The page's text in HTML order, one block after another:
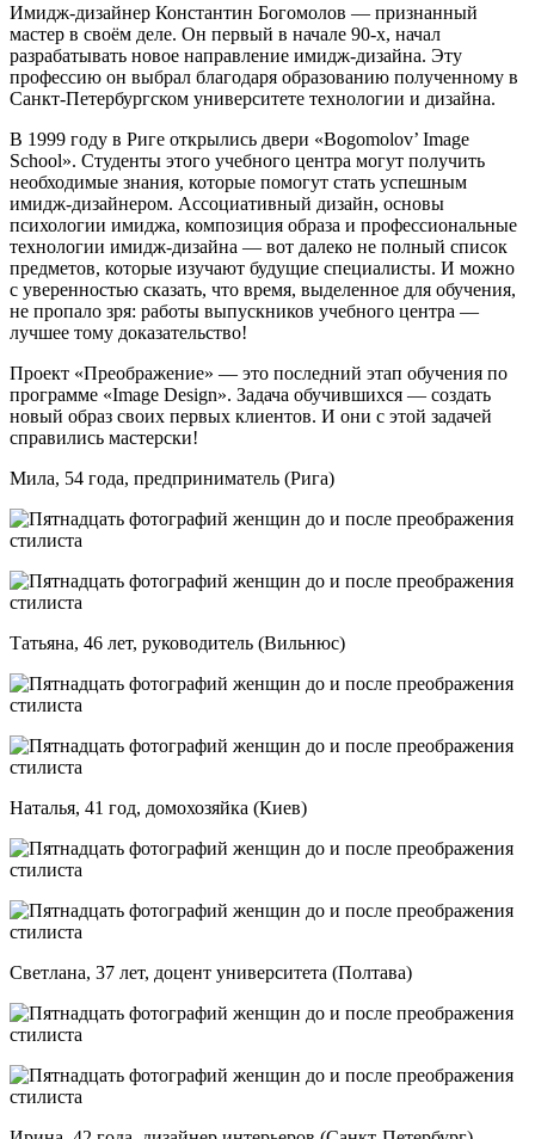
Имидж-дизайнер Константин Богомолов — признанный
мастер в своём деле. Он первый в начале 90-х, начал
разрабатывать новое направление имидж-дизайна. Эту
профессию он выбрал благодаря образованию полученному в
Санкт-Петербургском университете технологии и дизайна.
В 1999 году в Риге открылись двери «Bogomolov’ Image
School». Студенты этого учебного центра могут получить
необходимые знания, которые помогут стать успешным
имидж-дизайнером. Ассоциативный дизайн, основы
психологии имиджа, композиция образа и профессиональные
технологии имидж-дизайна — вот далеко не полный список
предметов, которые изучают будущие специалисты. И можно
с уверенностью сказать, что время, выделенное для обучения,
не пропало зря: работы выпускников учебного центра —
лучшее тому доказательство!
Проект «Преображение» — это последний этап обучения по
программе «Image Design». Задача обучившихся — создать
новый образ своих первых клиентов. И они с этой задачей
справились мастерски!
Мила, 54 года, предприниматель (Рига)
Татьяна, 46 лет, руководитель (Вильнюс)
Наталья, 41 год, домохозяйка (Киев)
Светлана, 37 лет, доцент университета (Полтава)